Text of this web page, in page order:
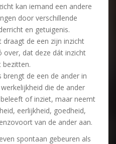
kan iemand een andere
door verschillende
en getuigenis.
de een zijn inzicht
over, dat deze dát inzicht
bezitten.
brengt de een de ander in
die de ander
of inziet, maar neemt
eerlijkheid, goedheid,
van de ander aan.
spontaan gebeuren als